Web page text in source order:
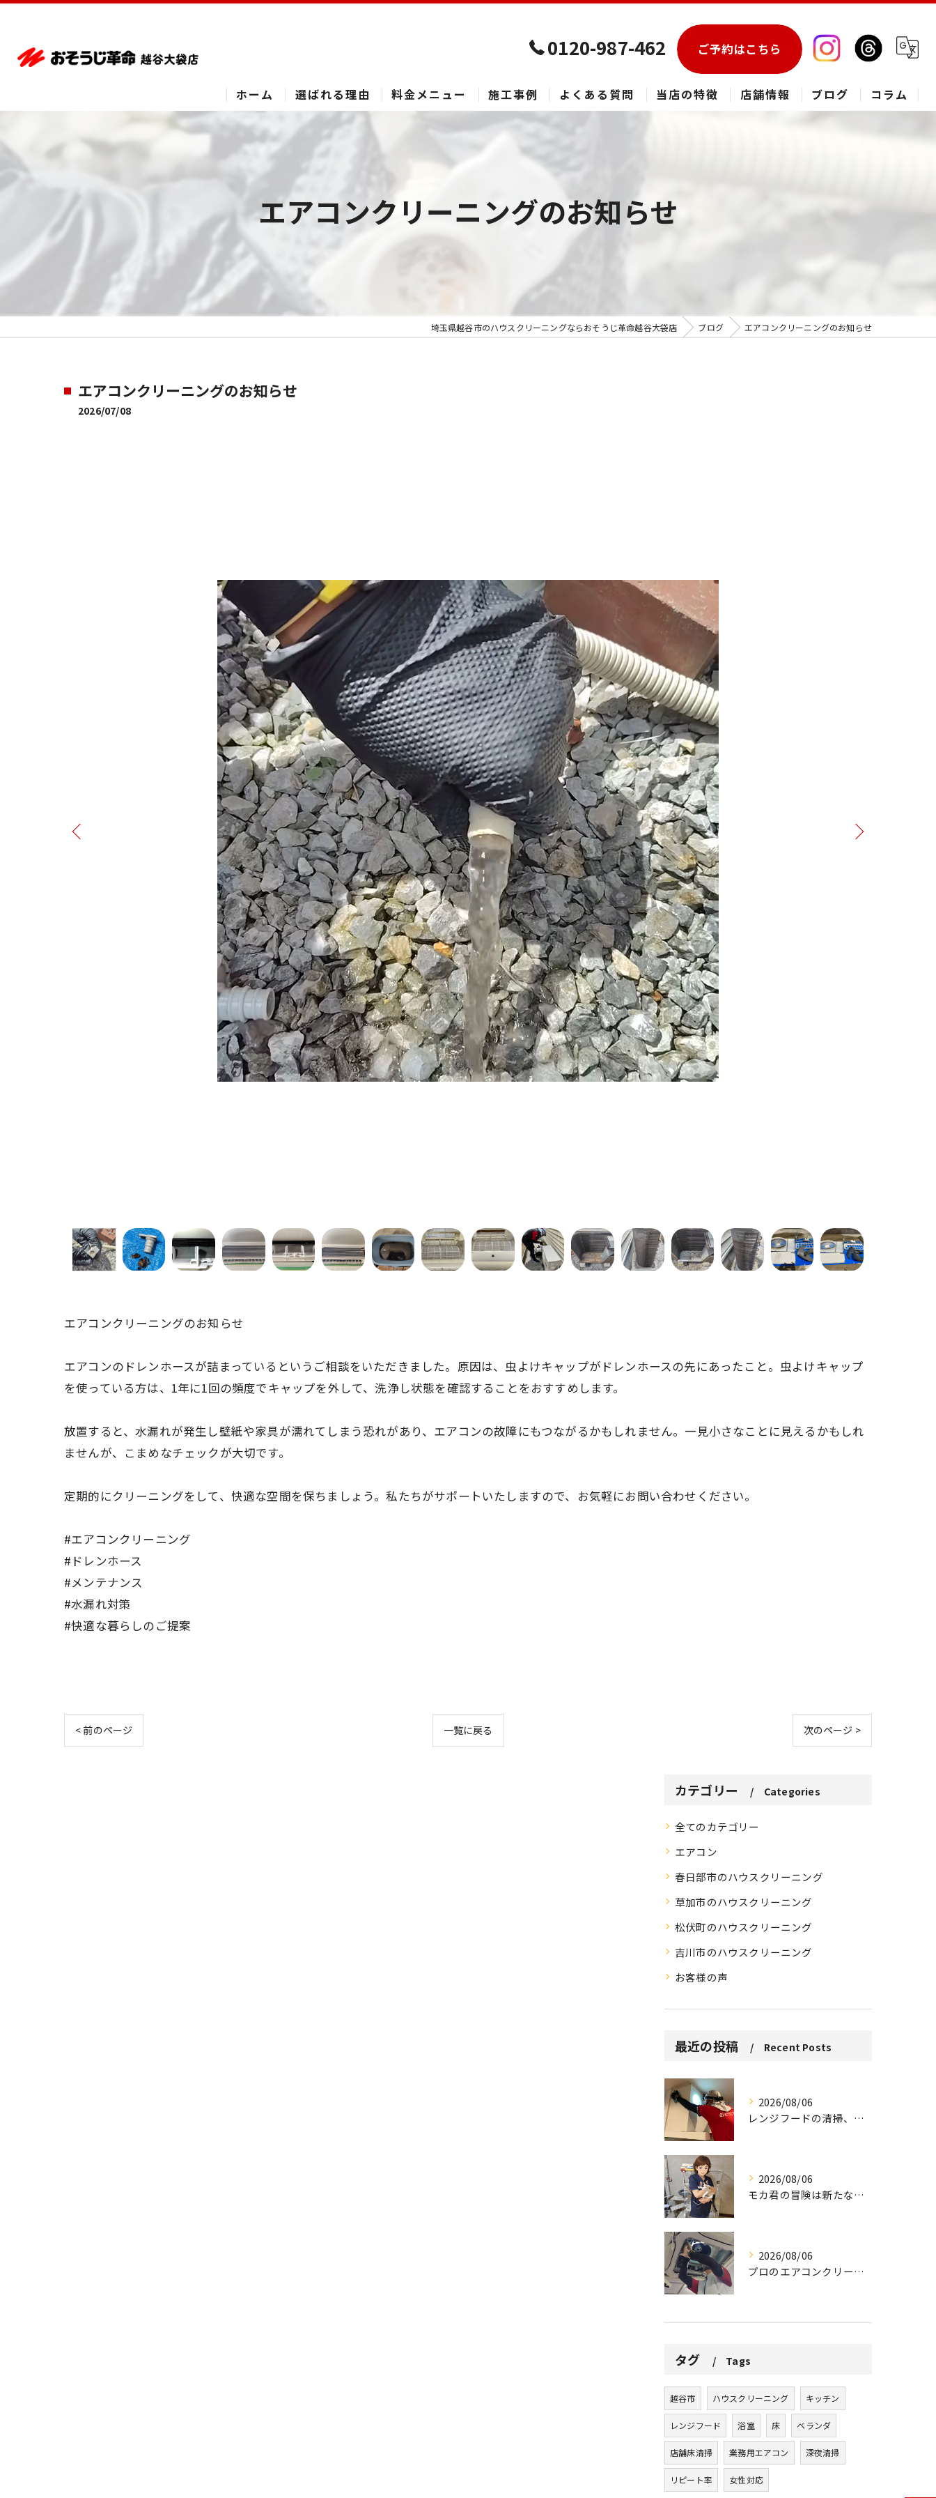
0120-987-462 ご予約はこちら
ホーム 選ばれる理由 料金メニュー 施工事例 よくある質問 当店の特徴
草加市のハウスクリーニング
店舗情報 ブログ コラム
エアコンクリーニングのお知らせ
埼玉県越谷市のハウスクリーニングならおそうじ革命越谷大袋店 ブログ エアコンクリーニングのお知らせ
エアコンクリーニングのお知らせ
2026/07/08
エアコンクリーニングのお知らせ
エアコンのドレンホースが詰まっているというご相談をいただきました。原因は、虫よけキャップがドレンホースの先にあったこと。虫よけキャップ
を使っている方は、1年に1回の頻度でキャップを外して、洗浄し状態を確認することをおすすめします。
放置すると、水漏れが発生し壁紙や家具が濡れてしまう恐れがあり、エアコンの故障にもつながるかもしれません。一見小さなことに見えるかもしれ
ませんが、こまめなチェックが大切です。
定期的にクリーニングをして、快適な空間を保ちましょう。私たちがサポートいたしますので、お気軽にお問い合わせください。
#エアコンクリーニング
#ドレンホース
#メンテナンス
#水漏れ対策
#快適な暮らしのご提案
< 前のページ 一覧に戻る 次のページ >
カテゴリー Categories
全てのカテゴリー
エアコン
春日部市のハウスクリーニング
草加市のハウスクリーニング
松伏町のハウスクリーニング
吉川市のハウスクリーニング
お客様の声
最近の投稿 Recent Posts
2026/08/06
レンジフードの清掃、忘れていませんか？
2026/08/06
モカ君の冒険は新たな幕を開けました。
2026/08/06
プロのエアコンクリーニングは、店舗やオフィスにおいて多くのメ...
タグ Tags
越谷市 ハウスクリーニング キッチン
レンジフード 浴室 床 ベランダ
店舗床清掃 業務用エアコン 深夜清掃
リピート率 女性対応